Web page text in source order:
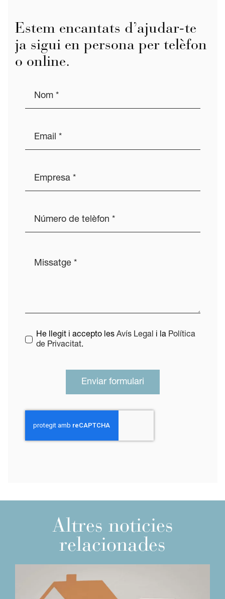
Estem encantats d’ajudar-te
ja sigui en persona per telèfon
o online.
He llegit i accepto les Avís Legal i la Política
de Privacitat.
Enviar formulari
Altres noticies
relacionades